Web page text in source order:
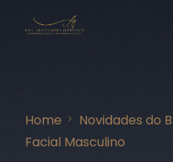
Home Novidades do
Facial Masculino